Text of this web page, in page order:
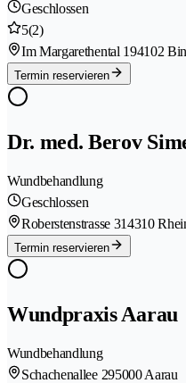
Geschlossen
5(2)
Im Margarethental 194102
Termin reservieren
Dr. med. Berov
Wundbehandlung
Geschlossen
Roberstenstrasse 314310
Termin reservieren
Wundpraxis Aarau
Wundbehandlung
Schachenallee 295000 Aarau